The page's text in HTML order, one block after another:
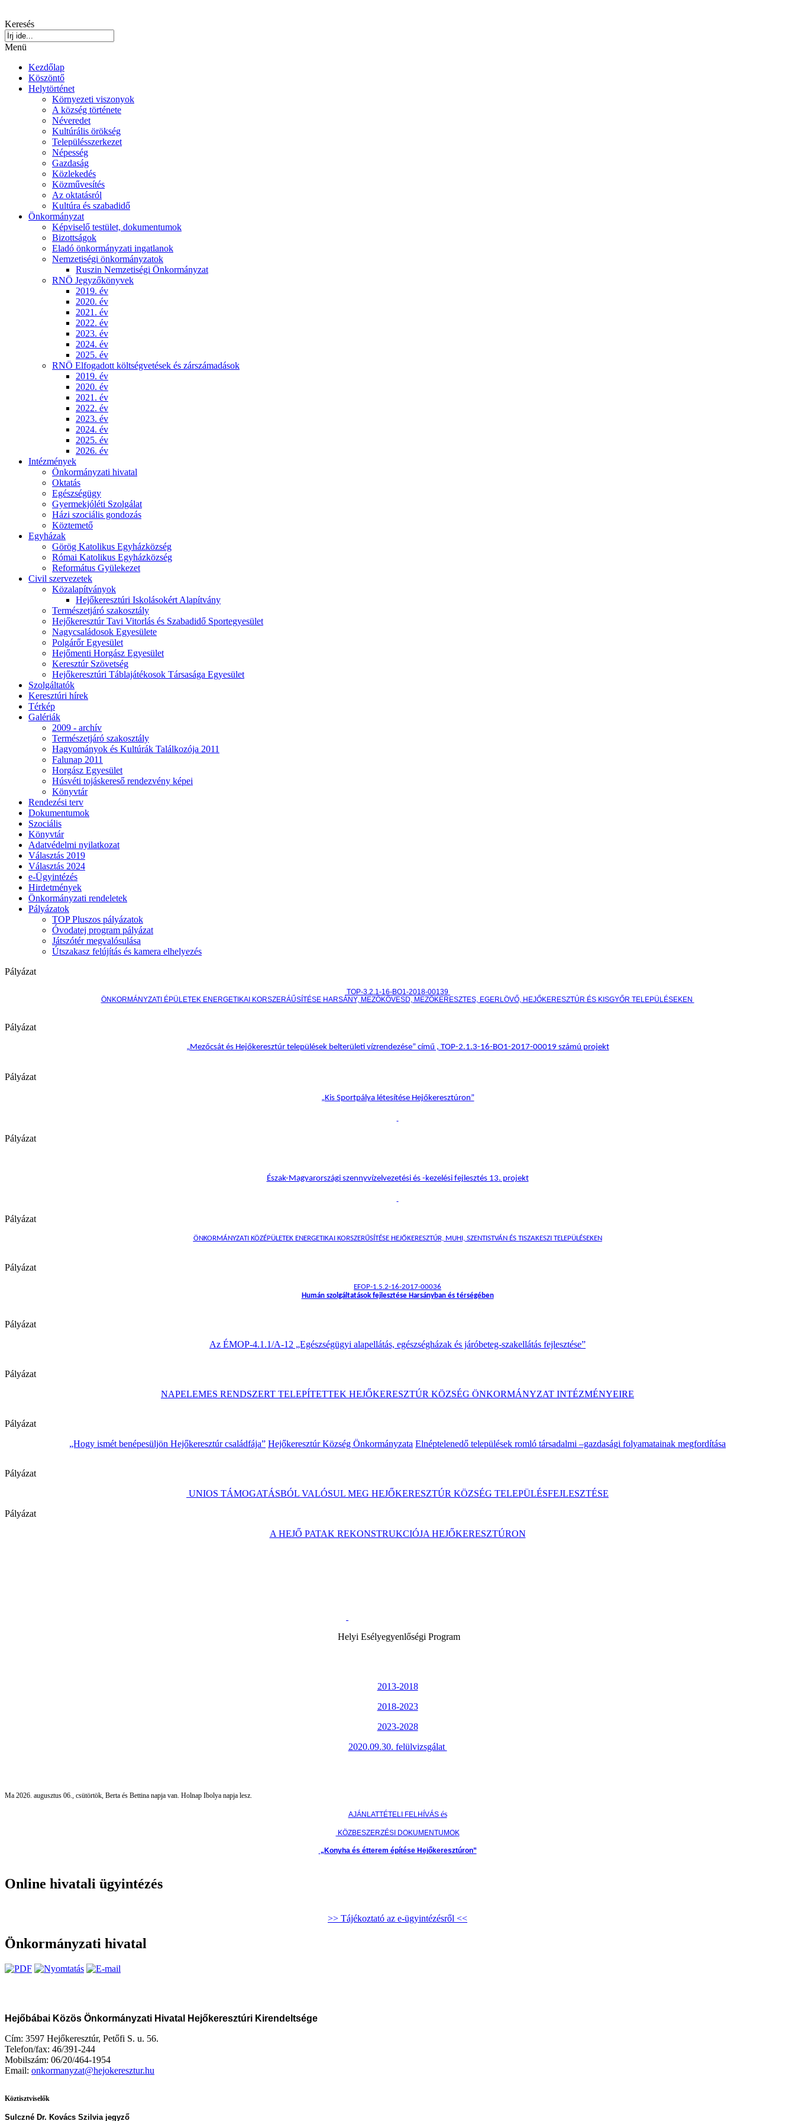
Keresés
Menü
Kezdőlap
Köszöntő
Helytörténet
Környezeti viszonyok
A község története
Néveredet
Kultúrális örökség
Településszerkezet
Népesség
Gazdaság
Közlekedés
Közművesítés
Az oktatásról
Kultúra és szabadidő
Önkormányzat
Képviselő testület, dokumentumok
Bizottságok
Eladó önkormányzati ingatlanok
Nemzetiségi önkormányzatok
Ruszin Nemzetiségi Önkormányzat
RNÖ Jegyzőkönyvek
2019. év
2020. év
2021. év
2022. év
2023. év
2024. év
2025. év
RNÖ Elfogadott költségvetések és zárszámadások
2019. év
2020. év
2021. év
2022. év
2023. év
2024. év
2025. év
2026. év
Intézmények
Önkormányzati hivatal
Oktatás
Egészségügy
Gyermekjóléti Szolgálat
Házi szociális gondozás
Köztemető
Egyházak
Görög Katolikus Egyházközség
Római Katolikus Egyházközség
Református Gyülekezet
Civil szervezetek
Közalapítványok
Hejőkeresztúri Iskolásokért Alapítvány
Természetjáró szakosztály
Hejőkeresztúr Tavi Vitorlás és Szabadidő Sportegyesület
Nagycsaládosok Egyesülete
Polgárőr Egyesület
Hejőmenti Horgász Egyesület
Keresztúr Szövetség
Hejőkeresztúri Táblajátékosok Társasága Egyesület
Szolgáltatók
Keresztúri hírek
Térkép
Galériák
2009 - archív
Természetjáró szakosztály
Hagyományok és Kultúrák Találkozója 2011
Falunap 2011
Horgász Egyesület
Húsvéti tojáskereső rendezvény képei
Könyvtár
Rendezési terv
Dokumentumok
Szociális
Könyvtár
Adatvédelmi nyilatkozat
Választás 2019
Választás 2024
e-Ügyintézés
Hirdetmények
Önkormányzati rendeletek
Pályázatok
TOP Pluszos pályázatok
Óvodatej program pályázat
Játszótér megvalósulása
Útszakasz felújítás és kamera elhelyezés
Pályázat
TOP-3.2.1-16-BO1-2018-00139
ÖNKORMÁNYZATI ÉPÜLETEK ENERGETIKAI KORSZERÁŰSÍTÉSE HARSÁNY, MEZŐKÖVESD, MEZŐKERESZTES, EGERLÖVŐ, HEJŐKERESZTÚR ÉS KISGYŐR TELEPÜLÉSEKEN
Pályázat
„Mezőcsát és Hejőkeresztúr települések belterületi vízrendezése” című , TOP-2.1.3-16-BO1-2017-00019 számú projekt
Pályázat
„Kis Sportpálya létesítése Hejőkeresztúron”
Pályázat
Észak-Magyarországi szennyvízelvezetési és -kezelési fejlesztés 13. projekt
Pályázat
ÖNKORMÁNYZATI KÖZÉPÜLETEK ENERGETIKAI KORSZERŰSÍTÉSE HEJŐKERESZTÚR, MUHI, SZENTISTVÁN ÉS TISZAKESZI TELEPÜLÉSEKEN
Pályázat
EFOP-1.5.2-16-2017-00036
Humán szolgáltatások fejlesztése Harsányban és térségében
Pályázat
Az ÉMOP-4.1.1/A-12 „Egészségügyi alapellátás, egészségházak és járóbeteg-szakellátás fejlesztése”
Pályázat
NAPELEMES RENDSZERT TELEPÍTETTEK HEJŐKERESZTÚR KÖZSÉG ÖNKORMÁNYZAT INTÉZMÉNYEIRE
Pályázat
„Hogy ismét benépesüljön Hejőkeresztúr családfája” Hejőkeresztúr Község Önkormányzata Elnéptelenedő települések romló társadalmi –gazdasági folyamatainak megfordítása
Pályázat
UNIOS TÁMOGATÁSBÓL VALÓSUL MEG HEJŐKERESZTÚR KÖZSÉG TELEPÜLÉSFEJLESZTÉSE
Pályázat
A HEJŐ PATAK REKONSTRUKCIÓJA HEJŐKERESZTÚRON
Helyi Esélyegyenlőségi Program
2013-2018
2018-2023
2023-2028
2020.09.30. felülvizsgálat
Ma 2026. augusztus 06., csütörtök, Berta és Bettina napja van. Holnap Ibolya napja lesz.
AJÁNLATTÉTELI FELHÍVÁS és
KÖZBESZERZÉSI DOKUMENTUMOK
„Konyha és étterem építése Hejőkeresztúron”
Online hivatali ügyintézés
>> Tájékoztató az e-ügyintézésről <<
Önkormányzati hivatal
Hejőbábai Közös Önkormányzati Hivatal Hejőkeresztúri Kirendeltsége
Cím: 3597 Hejőkeresztúr, Petőfi S. u. 56.
Telefon/fax: 46/391-244
Mobilszám: 06/20/464-1954
Email: onkormanyzat@hejokeresztur.hu
Köztisztviselők
Sulczné Dr. Kovács Szilvia jegyző